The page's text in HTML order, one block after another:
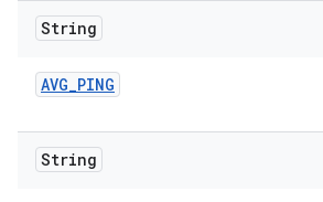
String
AVG_PING
String